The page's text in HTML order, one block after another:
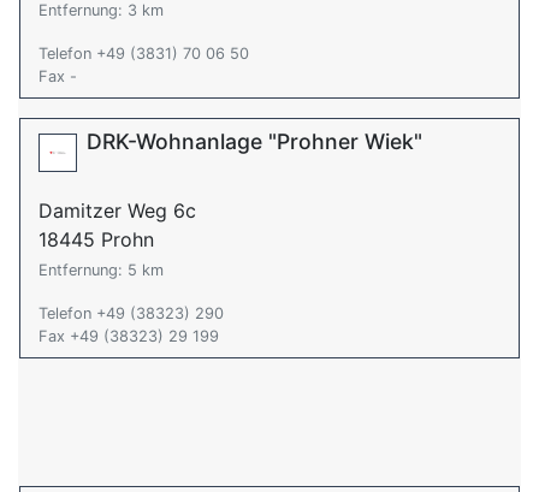
Entfernung: 3 km
Telefon +49 (3831) 70 06 50
Fax -
DRK-Wohnanlage "Prohner Wiek"
Damitzer Weg 6c
18445 Prohn
Entfernung: 5 km
Telefon +49 (38323) 290
Fax +49 (38323) 29 199